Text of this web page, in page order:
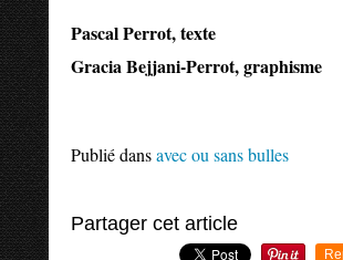
Pascal Perrot, texte
Gracia Bejjani-Perrot, graphisme
Publié dansavec ou sans bulles
Partager cet article